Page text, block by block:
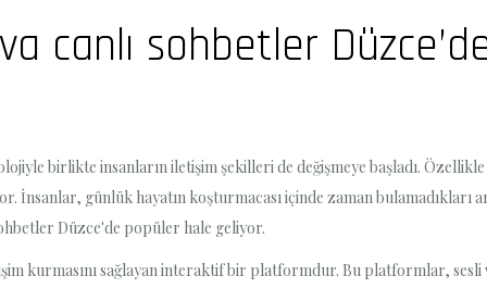
canlı sohbetler
birlikte insanların iletişim şekilleri de değişmeye başladı.
İnsanlar, günlük hayatın koşturmacası içinde zaman bulamadıkları
Düzce'de popüler hale geliyor.
kurmasını sağlayan interaktif bir platformdur. Bu platformlar,